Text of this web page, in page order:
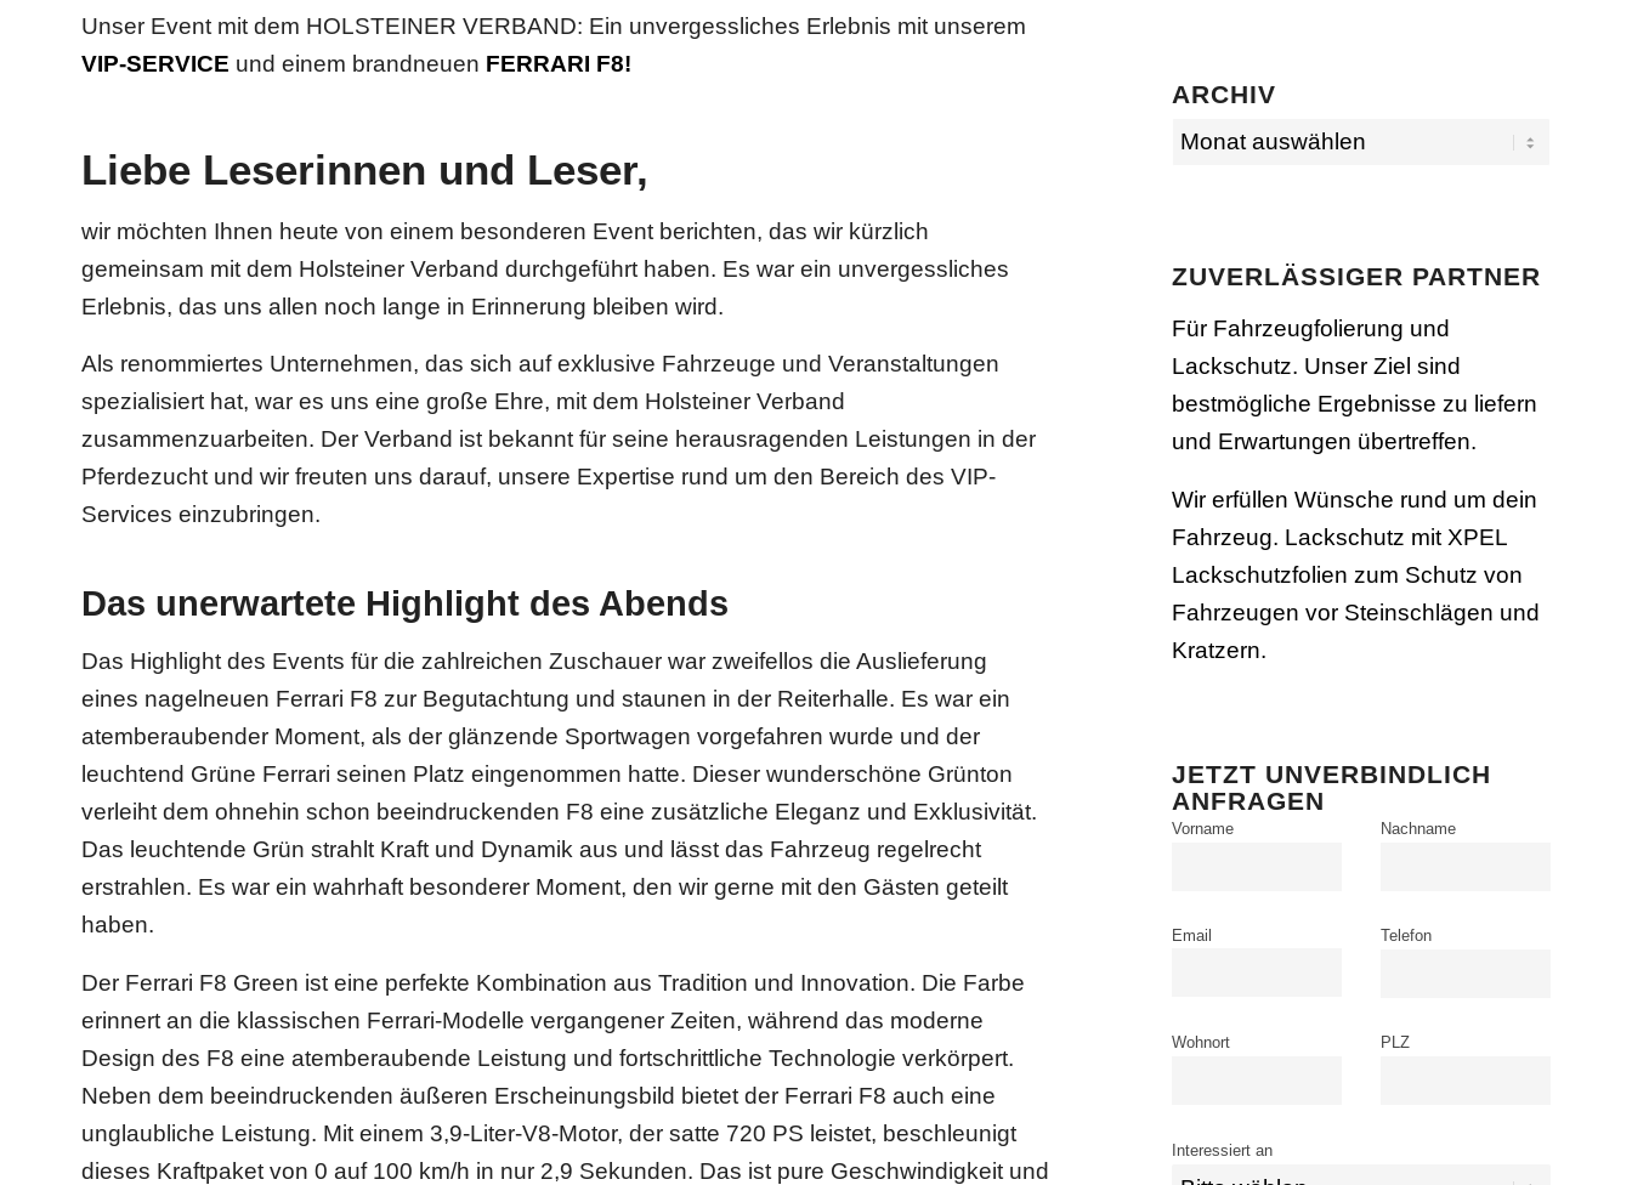
Unser Event mit dem HOLSTEINER VERBAND: Ein unvergessliches Erlebnis mit unserem
VIP-SERVICE und einem brandneuen FERRARI F8!
Liebe Leserinnen und Leser,
wir möchten Ihnen heute von einem besonderen Event berichten, das wir kürzlich
gemeinsam mit dem Holsteiner Verband durchgeführt haben. Es war ein unvergessliches
Erlebnis, das uns allen noch lange in Erinnerung bleiben wird.
Als renommiertes Unternehmen, das sich auf exklusive Fahrzeuge und Veranstaltungen
spezialisiert hat, war es uns eine große Ehre, mit dem Holsteiner Verband
zusammenzuarbeiten. Der Verband ist bekannt für seine herausragenden Leistungen in der
Pferdezucht und wir freuten uns darauf, unsere Expertise rund um den Bereich des VIP-
Services einzubringen.
Das unerwartete Highlight des Abends
Das Highlight des Events für die zahlreichen Zuschauer war zweifellos die Auslieferung
eines nagelneuen Ferrari F8 zur Begutachtung und staunen in der Reiterhalle. Es war ein
atemberaubender Moment, als der glänzende Sportwagen vorgefahren wurde und der
leuchtend Grüne Ferrari seinen Platz eingenommen hatte. Dieser wunderschöne Grünton
verleiht dem ohnehin schon beeindruckenden F8 eine zusätzliche Eleganz und Exklusivität.
Das leuchtende Grün strahlt Kraft und Dynamik aus und lässt das Fahrzeug regelrecht
erstrahlen. Es war ein wahrhaft besonderer Moment, den wir gerne mit den Gästen geteilt
haben.
Der Ferrari F8 Green ist eine perfekte Kombination aus Tradition und Innovation. Die Farbe
erinnert an die klassischen Ferrari-Modelle vergangener Zeiten, während das moderne
Design des F8 eine atemberaubende Leistung und fortschrittliche Technologie verkörpert.
Neben dem beeindruckenden äußeren Erscheinungsbild bietet der Ferrari F8 auch eine
unglaubliche Leistung. Mit einem 3,9-Liter-V8-Motor, der satte 720 PS leistet, beschleunigt
dieses Kraftpaket von 0 auf 100 km/h in nur 2,9 Sekunden. Das ist pure Geschwindigkeit und
ARCHIV
ZUVERLÄSSIGER PARTNER
Für Fahrzeugfolierung und
Lackschutz. Unser Ziel sind
bestmögliche Ergebnisse zu liefern
und Erwartungen übertreffen.
Wir erfüllen Wünsche rund um dein
Fahrzeug. Lackschutz mit XPEL
Lackschutzfolien zum Schutz von
Fahrzeugen vor Steinschlägen und
Kratzern.
JETZT UNVERBINDLICH
ANFRAGEN
Vorname Nachname
Email Telefon
Wohnort PLZ
Interessiert an